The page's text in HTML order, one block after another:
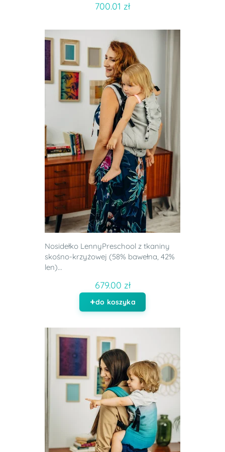
700.01 zł
Nosidełko LennyPreschool z tkaniny
skośno-krzyżowej (58% bawełna, 42%
len)...
679.00 zł
do koszyka